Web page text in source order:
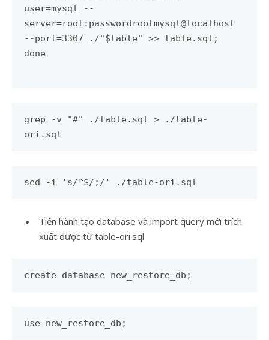
user=mysql --
server=root:passwordrootmysql@localhost
--port=3307 ./"$table" >> table.sql;
done
grep -v "#" ./table.sql > ./table-
ori.sql
sed -i 's/^$/;/' ./table-ori.sql
Tiến hành tạo database và import query mới trích
xuất được từ table-ori.sql
create database new_restore_db;
use new_restore_db;